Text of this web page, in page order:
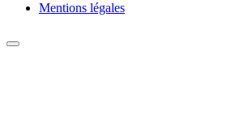
Mentions légales